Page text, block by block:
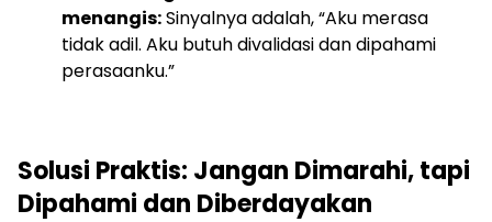
menangis:Sinyalnya adalah, “Aku merasa
tidak adil. Aku butuh divalidasi dan dipahami
perasaanku.”
Solusi Praktis: Jangan Dimarahi, tapi
Dipahami dan Diberdayakan